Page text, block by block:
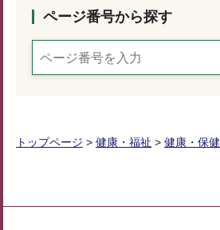
ページ番号から探す
トップページ > 健康・福祉 > 健康・保健